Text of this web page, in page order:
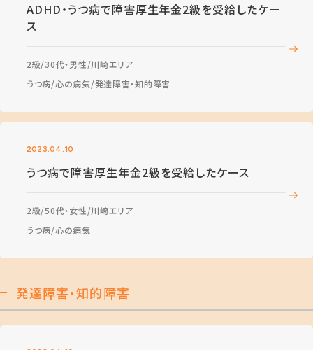
ADHD・うつ病で障害厚生年金2級を受給したケー
ス
2級 30代・男性 川崎エリア
うつ病 心の病気 発達障害・知的障害
2023.04.10
うつ病で障害厚生年金2級を受給したケース
2級 50代・女性 川崎エリア
うつ病 心の病気
発達障害・知的障害